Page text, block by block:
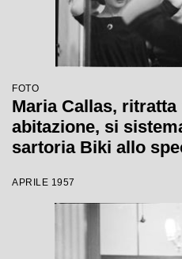
FOTO
Maria Callas, ritratta
abitazione, si
sartoria Biki allo
APRILE 1957